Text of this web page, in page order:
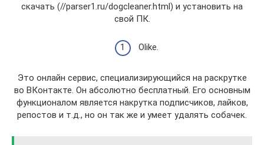
скачать (//parser1.ru/dogcleaner.html) и установить на
свой ПК.
Olike.
Это онлайн сервис, специализирующийся на раскрутке
во ВКонтакте. Он абсолютно бесплатный. Его основным
функционалом является накрутка подписчиков, лайков,
репостов и т.д., но он так же и умеет удалять собачек.